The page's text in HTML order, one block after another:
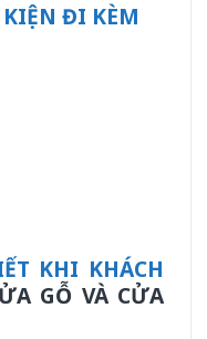
ĐI KÈM
KHI KHÁCH
GỖ VÀ CỬA